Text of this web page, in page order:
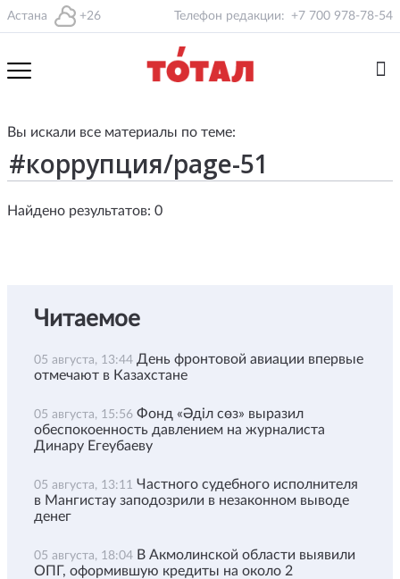
Астана +26 Телефон редакции: +7 700 978-78-54
Вы искали все материалы по теме:
Найдено результатов: 0
Читаемое
05 августа, 13:44 День фронтовой авиации впервые
отмечают в Казахстане
05 августа, 15:56 Фонд «Әділ сөз» выразил
обеспокоенность давлением на журналиста
Динару Егеубаеву
05 августа, 13:11 Частного судебного исполнителя
в Мангистау заподозрили в незаконном выводе
денег
05 августа, 18:04 В Акмолинской области выявили
ОПГ, оформившую кредиты на около 2